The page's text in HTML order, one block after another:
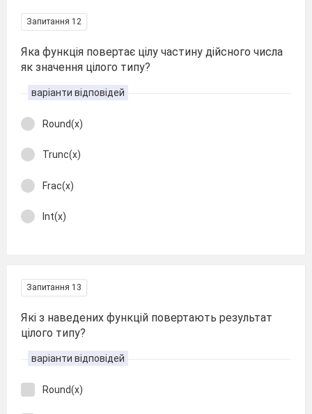
Запитання 12
Яка функція повертає цілу частину дійсного числа
як значення цілого типу?
варіанти відповідей
Round(x)
Trunc(x)
Frac(х)
Int(x)
Запитання 13
Які з наведених функцій повертають результат
цілого типу?
варіанти відповідей
Round(х)